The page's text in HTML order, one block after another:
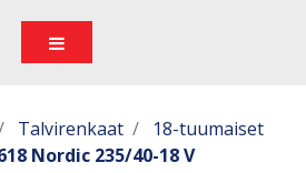
Talvirenkaat
18-tuumaiset
Nordic 235/40-18 V